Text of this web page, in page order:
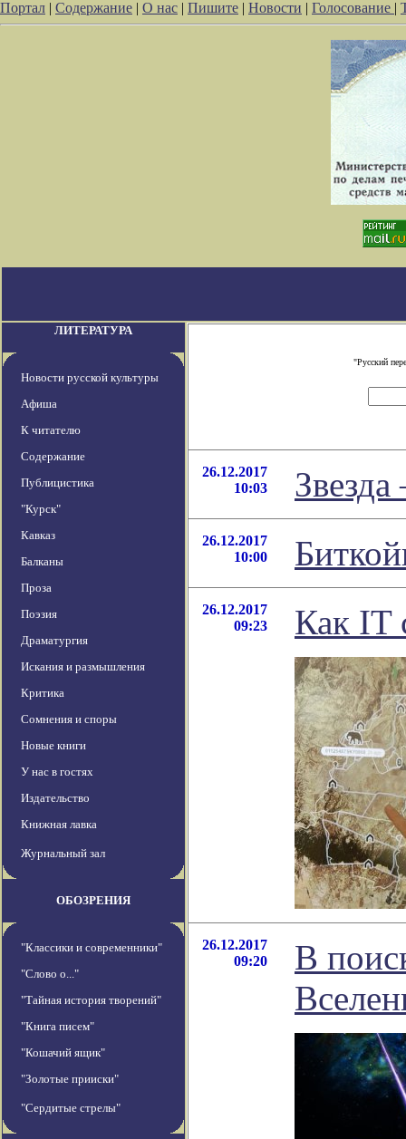
Портал | Содержание | О нас | Пишите | Новости | Голосование |
ЛИТЕРАТУРА
Новости русской культуры
Афиша
К читателю
Содержание
Публицистика
"Курск"
Кавказ
Балканы
Проза
Поэзия
Драматургия
Искания и размышления
Критика
Сомнения и споры
Новые книги
У нас в гостях
Издательство
Книжная лавка
Журнальный зал
ОБОЗРЕНИЯ
"Классики и современники"
"Слово о..."
"Тайная история творений"
"Книга писем"
"Кошачий ящик"
"Золотые прииски"
"Сердитые стрелы"
"Русский
26.12.2017
10:03
26.12.2017
10:00
26.12.2017
09:23
Как IT
26.12.2017
09:20
В